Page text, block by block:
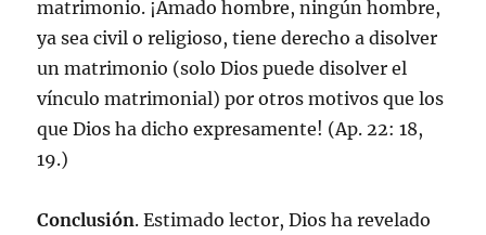
matrimonio. ¡Amado hombre, ningún hombre,
ya sea civil o religioso, tiene derecho a disolver
un matrimonio (solo Dios puede disolver el
vínculo matrimonial) por otros motivos que los
que Dios ha dicho expresamente! (Ap. 22: 18,
19.)
Conclusión. Estimado lector, Dios ha revelado